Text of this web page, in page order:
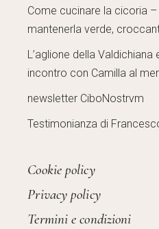
Come cucinare la cicoria
mantenerla verde,
L’aglione della
incontro con Camilla al
newsletter CiboNostrvm
Testimonianza di
Cookie policy
Privacy policy
Termini e condizioni